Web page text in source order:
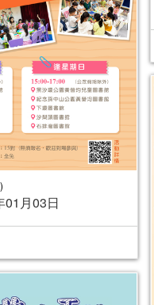
01月03日